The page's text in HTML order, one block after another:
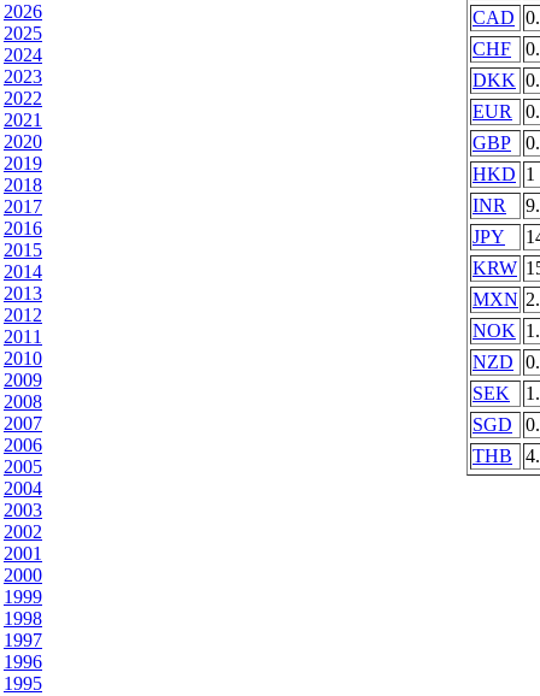
2026
2025
2024
2023
2022
2021
2020
2019
2018
2017
2016
2015
2014
2013
2012
2011
2010
2009
2008
2007
2006
2005
2004
2003
2002
2001
2000
1999
1998
1997
1996
1995
CAD
CHF
DKK
EUR
GBP
HKD 1
INR
JPY
KRW
MXN
NOK
NZD
SEK
SGD
THB